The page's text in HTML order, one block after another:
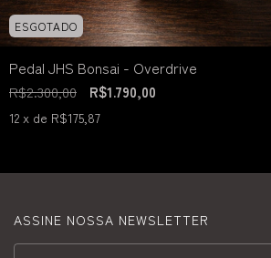
ESGOTADO
Pedal JHS Bonsai - Overdrive
R$2.300,00 R$1.790,00
12 x de R$175,87
ASSINE NOSSA NEWSLETTER